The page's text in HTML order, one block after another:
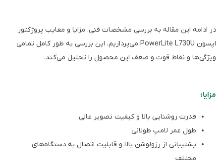
در ادامه این مقاله به بررسی مشخصات فنی، مزایا و معایب پروژکتور
اپسون PowerLite L730U می‌پردازیم. این بررسی به طور کامل تمامی
ویژگی‌ها و نقاط قوت و ضعف این محصول را تحلیل می‌کند.
مزایا:
قدرت روشنایی بالا و کیفیت تصویر عالی
طول عمر لامپ طولانی
پشتیبانی از رزولوشن بالا و قابلیت اتصال به دستگاه‌های
مختلف